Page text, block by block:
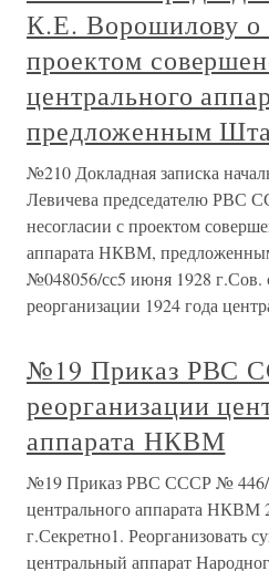
К.Е. Ворошилову о
проектом
центрального
предложенным
№210 Докладная записка
Левичева председателю РВС
несогласии с проектом
аппарата НКВМ,
№048056/сс5 июня 1928 г.Сов.
реорганизации 1924 года
№19 Приказ РВС
реорганизации
аппарата НКВМ
№19 Приказ РВС СССР № 446/
центрального аппарата НКВМ
г.Секретно1. Реорганизовать
центральный аппарат